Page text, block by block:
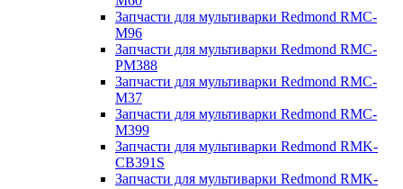
Запчасти для мультиварки Redmond RMC-
M96
Запчасти для мультиварки Redmond RMC-
PM388
Запчасти для мультиварки Redmond RMC-
M37
Запчасти для мультиварки Redmond RMC-
M399
Запчасти для мультиварки Redmond RMK-
CB391S
Запчасти для мультиварки Redmond RMK-